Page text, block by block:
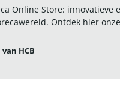
Online Store: innovatieve
Ontdek hier
HCB